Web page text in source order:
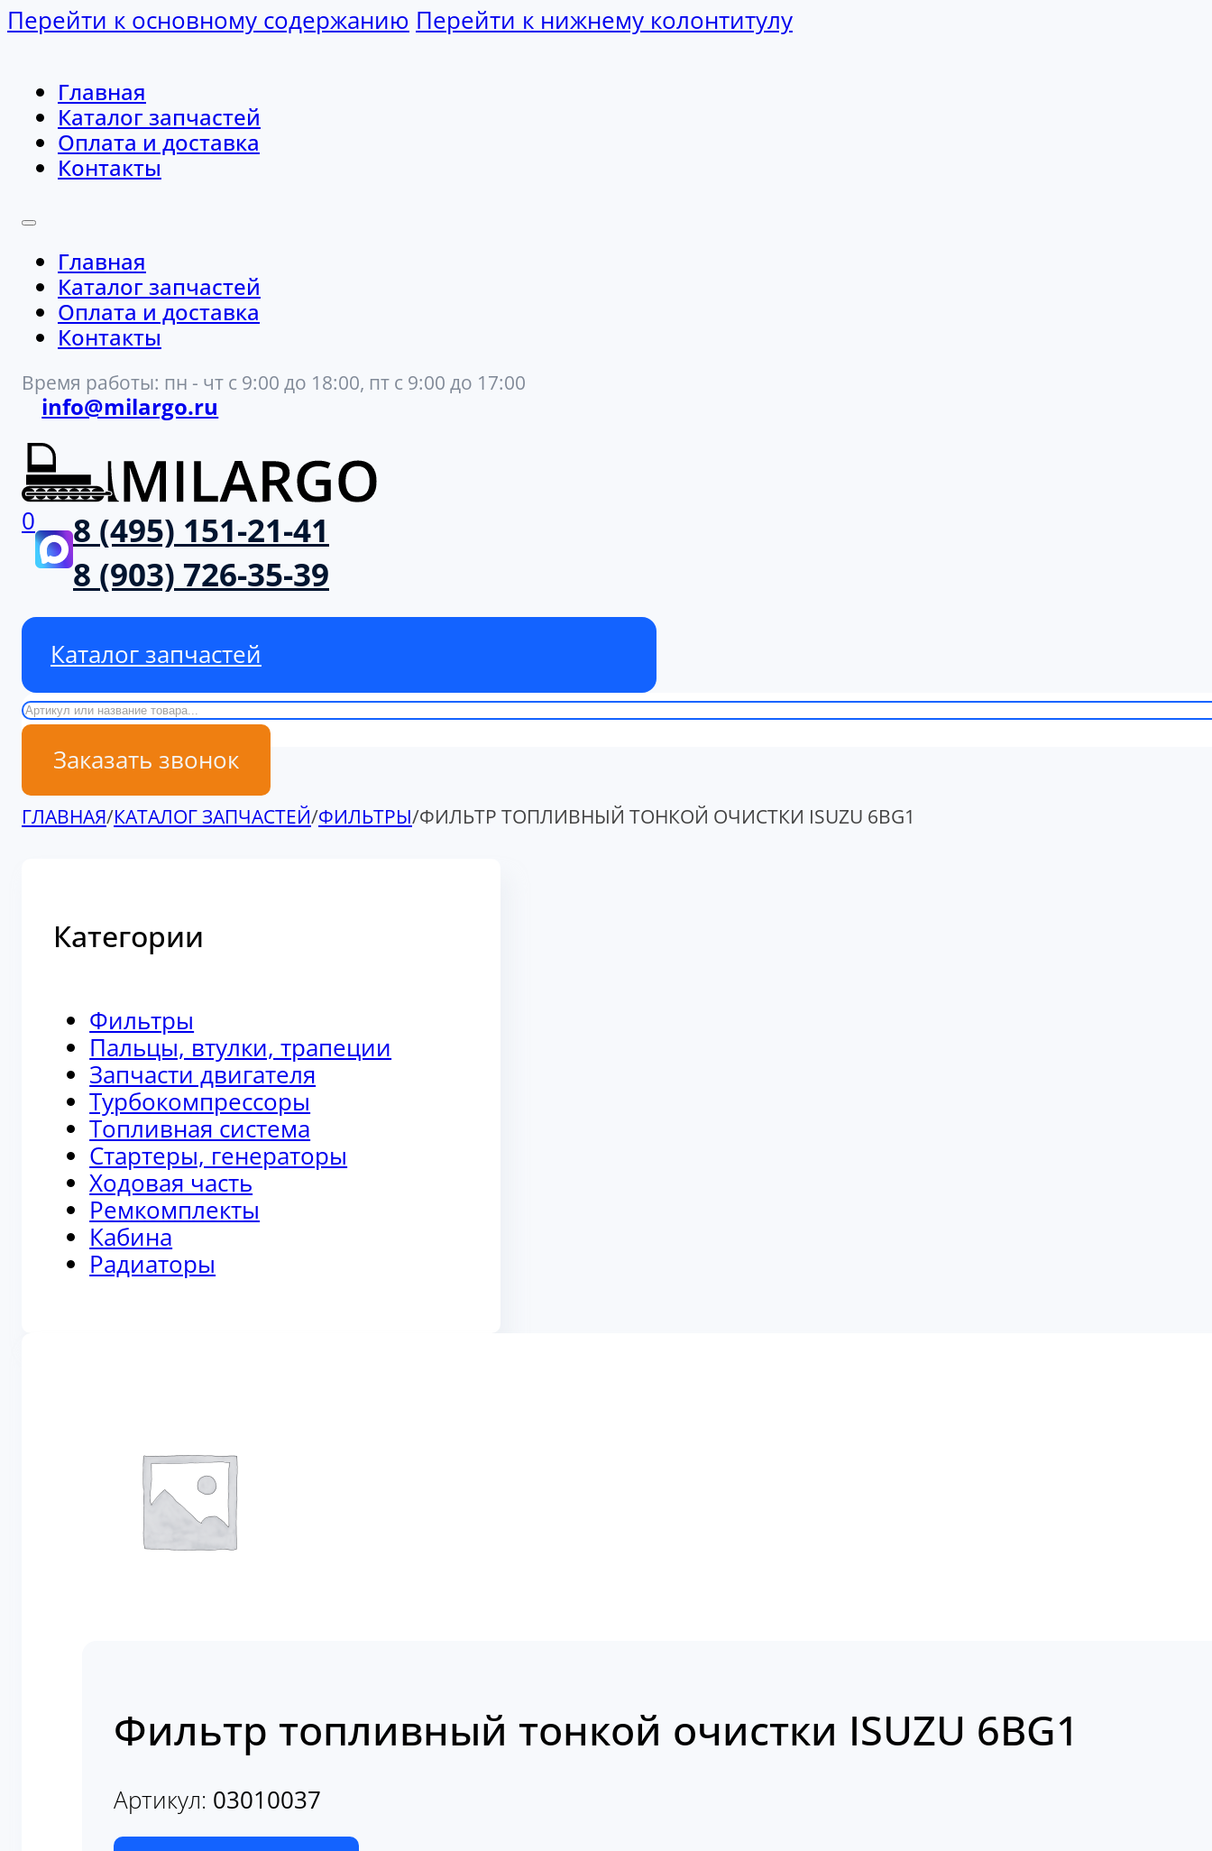
Перейти к основному содержанию Перейти к нижнему колонтитулу
Главная
Каталог запчастей
Оплата и доставка
Контакты
Главная
Каталог запчастей
Оплата и доставка
Контакты
Время работы: пн - чт с 9:00 до 18:00, пт с 9:00 до 17:00
info@milargo.ru
0
8 (495) 151-21-41
8 (903) 726-35-39
Каталог запчастей
Поиск
Заказать звонок
ГЛАВНАЯ/КАТАЛОГ ЗАПЧАСТЕЙ/ФИЛЬТРЫ/ФИЛЬТР ТОПЛИВНЫЙ ТОНКОЙ ОЧИСТКИ ISUZU 6BG1
Категории
Фильтры
Пальцы, втулки, трапеции
Запчасти двигателя
Турбокомпрессоры
Топливная система
Стартеры, генераторы
Ходовая часть
Ремкомплекты
Кабина
Радиаторы
Фильтр топливный тонкой очистки ISUZU 6BG1
Артикул: 03010037